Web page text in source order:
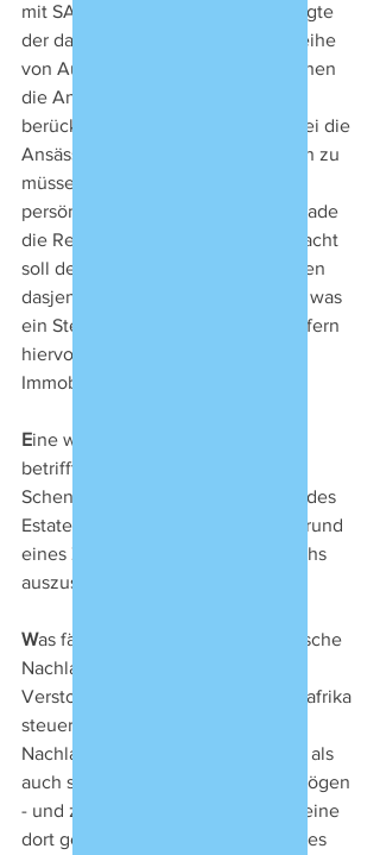
mit SARS zu tun bekommen, verfügte
der damalige Gesetzgeber eine Reihe
von Ausnahmen, die im Wesentlichen
die Ansässigkeit des Erblassers
berücksichtigen, ohne jedoch dabei die
Ansässigkeitskriterien selbst regeln zu
müssen, was in bestimmten
persönlichen Umständen nicht gerade
die Rechtsklarheit fördert. Vereinfacht
soll demnach von diesem Vermögen
dasjenige nicht besteuert werden, was
ein Steuerausländer hinterlässt, sofern
hiervon kein südafrikanisches
Immobilienvermögen betroffen ist.
Eine weitere wichtige Ausnahme
betrifft Vermögen, das durch
Schenkung auf den Tod nicht Teil des
Estates wird und solches, das aufgrund
eines Zugewinnausgleichsanspruchs
auszusondern ist.
Was fällt nun unter die südafrikanische
Nachlassbesteuerung? War der
Verstorbene zum Zeitpunkt in Südafrika
steuerlich ansässig, umfasst sein
Nachlass sowohl sein inländisches als
auch sein gesamtes Auslandsvermögen
- und zwar unabhängig davon, ob eine
dort geltende Erbschaftsteuer dieses